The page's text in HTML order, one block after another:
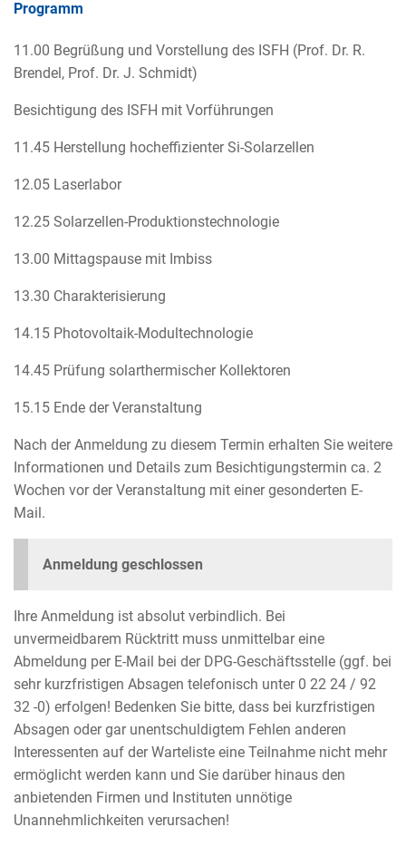
Programm
11.00 Begrüßung und Vorstellung des ISFH (Prof. Dr. R.
Brendel, Prof. Dr. J. Schmidt)
Besichtigung des ISFH mit Vorführungen
11.45 Herstellung hocheffizienter Si-Solarzellen
12.05 Laserlabor
12.25 Solarzellen-Produktionstechnologie
13.00 Mittagspause mit Imbiss
13.30 Charakterisierung
14.15 Photovoltaik-Modultechnologie
14.45 Prüfung solarthermischer Kollektoren
15.15 Ende der Veranstaltung
Nach der Anmeldung zu diesem Termin erhalten Sie weitere
Informationen und Details zum Besichtigungstermin ca. 2
Wochen vor der Veranstaltung mit einer gesonderten E-
Mail.
Anmeldung geschlossen
Ihre Anmeldung ist absolut verbindlich. Bei
unvermeidbarem Rücktritt muss unmittelbar eine
Abmeldung per E-Mail bei der DPG-Geschäftsstelle (ggf. bei
sehr kurzfristigen Absagen telefonisch unter 0 22 24 / 92
32 -0) erfolgen! Bedenken Sie bitte, dass bei kurzfristigen
Absagen oder gar unentschuldigtem Fehlen anderen
Interessenten auf der Warteliste eine Teilnahme nicht mehr
ermöglicht werden kann und Sie darüber hinaus den
anbietenden Firmen und Instituten unnötige
Unannehmlichkeiten verursachen!